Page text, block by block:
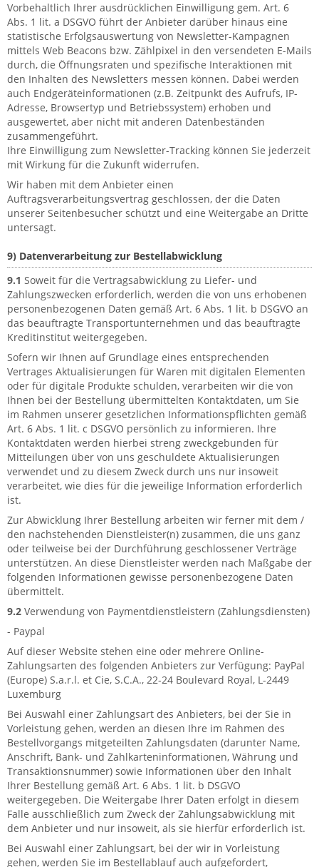
Vorbehaltlich Ihrer ausdrücklichen Einwilligung gem. Art. 6
Abs. 1 lit. a DSGVO führt der Anbieter darüber hinaus eine
statistische Erfolgsauswertung von Newsletter-Kampagnen
mittels Web Beacons bzw. Zählpixel in den versendeten E-Mails
durch, die Öffnungsraten und spezifische Interaktionen mit
den Inhalten des Newsletters messen können. Dabei werden
auch Endgeräteinformationen (z.B. Zeitpunkt des Aufrufs, IP-
Adresse, Browsertyp und Betriebssystem) erhoben und
ausgewertet, aber nicht mit anderen Datenbeständen
zusammengeführt.
Ihre Einwilligung zum Newsletter-Tracking können Sie jederzeit
mit Wirkung für die Zukunft widerrufen.
Wir haben mit dem Anbieter einen
Auftragsverarbeitungsvertrag geschlossen, der die Daten
unserer Seitenbesucher schützt und eine Weitergabe an Dritte
untersagt.
9) Datenverarbeitung zur Bestellabwicklung
9.1 Soweit für die Vertragsabwicklung zu Liefer- und
Zahlungszwecken erforderlich, werden die von uns erhobenen
personenbezogenen Daten gemäß Art. 6 Abs. 1 lit. b DSGVO an
das beauftragte Transportunternehmen und das beauftragte
Kreditinstitut weitergegeben.
Sofern wir Ihnen auf Grundlage eines entsprechenden
Vertrages Aktualisierungen für Waren mit digitalen Elementen
oder für digitale Produkte schulden, verarbeiten wir die von
Ihnen bei der Bestellung übermittelten Kontaktdaten, um Sie
im Rahmen unserer gesetzlichen Informationspflichten gemäß
Art. 6 Abs. 1 lit. c DSGVO persönlich zu informieren. Ihre
Kontaktdaten werden hierbei streng zweckgebunden für
Mitteilungen über von uns geschuldete Aktualisierungen
verwendet und zu diesem Zweck durch uns nur insoweit
verarbeitet, wie dies für die jeweilige Information erforderlich
ist.
Zur Abwicklung Ihrer Bestellung arbeiten wir ferner mit dem /
den nachstehenden Dienstleister(n) zusammen, die uns ganz
oder teilweise bei der Durchführung geschlossener Verträge
unterstützen. An diese Dienstleister werden nach Maßgabe der
folgenden Informationen gewisse personenbezogene Daten
übermittelt.
9.2 Verwendung von Paymentdienstleistern (Zahlungsdiensten)
- Paypal
Auf dieser Website stehen eine oder mehrere Online-
Zahlungsarten des folgenden Anbieters zur Verfügung: PayPal
(Europe) S.a.r.l. et Cie, S.C.A., 22-24 Boulevard Royal, L-2449
Luxemburg
Bei Auswahl einer Zahlungsart des Anbieters, bei der Sie in
Vorleistung gehen, werden an diesen Ihre im Rahmen des
Bestellvorgangs mitgeteilten Zahlungsdaten (darunter Name,
Anschrift, Bank- und Zahlkarteninformationen, Währung und
Transaktionsnummer) sowie Informationen über den Inhalt
Ihrer Bestellung gemäß Art. 6 Abs. 1 lit. b DSGVO
weitergegeben. Die Weitergabe Ihrer Daten erfolgt in diesem
Falle ausschließlich zum Zweck der Zahlungsabwicklung mit
dem Anbieter und nur insoweit, als sie hierfür erforderlich ist.
Bei Auswahl einer Zahlungsart, bei der wir in Vorleistung
gehen, werden Sie im Bestellablauf auch aufgefordert,